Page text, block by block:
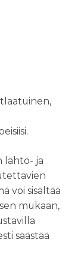
lähtö- ja
voi sisältää
mukaan,
säästää